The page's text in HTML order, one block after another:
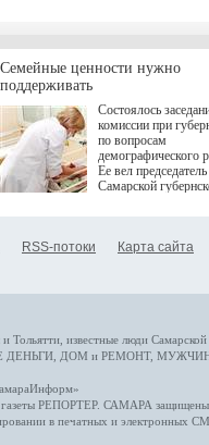
определенными
К ним можно
возникающие при
данными
более динамичного
проникновения
сегмент
отраслевое
рассказала Ольга
ходе сессии
качества жизни" в
ПМЭФ 2025. В
РФ Михаил
представители
Государственной
Семейные ценности нужно
поддерживать
Состоялось
комиссии при
по вопросам
демографического
Ее вел председатель
Самарской
RSS-потоки Карта сайта
Тольятти, известные люди
ДЕНЬГИ ДОМ и РЕМОНТ,
РЕПОРТЕР. САМАРА защищены.
в печатных и электронных